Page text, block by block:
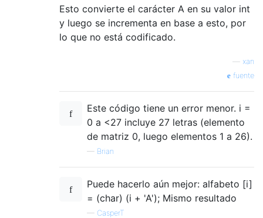
Esto convierte el carácter A en su valor int
y luego se incrementa en base a esto, por
lo que no está codificado.
xan
fuente
Este código tiene un error menor. i =
0 a <27 incluye 27 letras (elemento
de matriz 0, luego elementos 1 a 26).
— Brian
Puede hacerlo aún mejor: alfabeto [i]
= (char) (i + 'A'); Mismo resultado
— CasperT